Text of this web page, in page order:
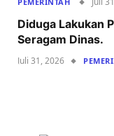
Diduga Lakukan
Seragam Dinas.
Juli 31, 2026